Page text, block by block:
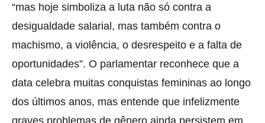
“mas hoje simboliza a luta não só contra a
desigualdade salarial, mas também contra o
machismo, a violência, o desrespeito e a falta de
oportunidades”. O parlamentar reconhece que a
data celebra muitas conquistas femininas ao longo
dos últimos anos, mas entende que infelizmente
graves problemas de gênero ainda persistem em